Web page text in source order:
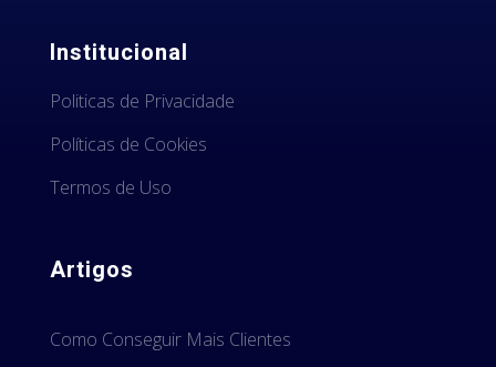
Institucional
Politicas de Privacidade
Políticas de Cookies
Termos de Uso
Artigos
Como Conseguir Mais Clientes